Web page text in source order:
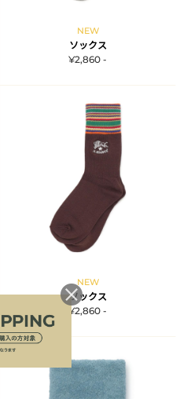
NEW
ソックス
¥2,860 -
NEW
ソックス
¥2,860 -